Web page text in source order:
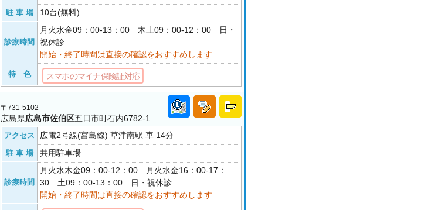
駐 車 場 10台(無料)
診療時間
月火水金09：00-13：00 木土09：00-12：00 日・
祝休診
開始・終了時間は直接の確認をおすすめします
特 色 スマホのマイナ保険証対応
〒731-5102
広島県広島市佐伯区五日市町石内6782-1
アクセス 広電2号線(宮島線) 草津南駅 車 14分
駐 車 場 共用駐車場
診療時間
月火水木金09：00-12：00 月火水金16：00-17：
30 土09：00-13：00 日・祝休診
開始・終了時間は直接の確認をおすすめします